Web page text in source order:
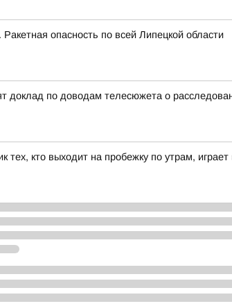
опасность по всей Липецкой области
доклад по доводам телесюжета о
тех, кто выходит на пробежку по утрам,